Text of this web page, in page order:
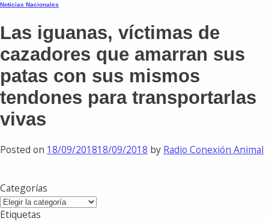
Noticias Nacionales
Las iguanas, víctimas de
cazadores que amarran sus
patas con sus mismos
tendones para transportarlas
vivas
Posted on 18/09/201818/09/2018 by Radio Conexión Animal
Categorías
Categorías
Etiquetas